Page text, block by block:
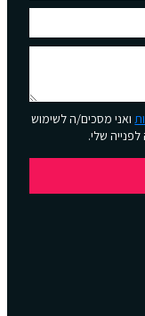
ואני מסכים/ה לשימוש
שלי.